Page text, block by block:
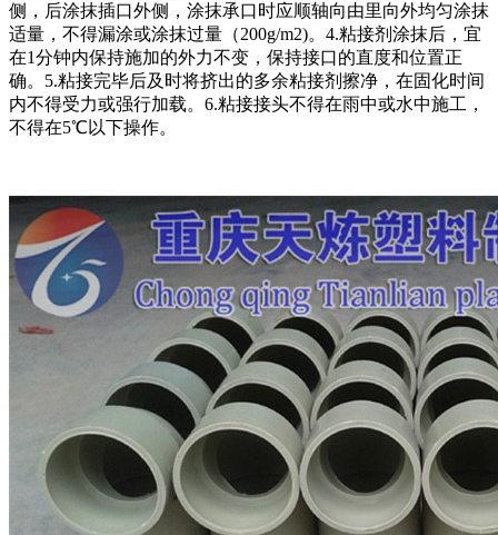
侧，后涂抹插口外侧，涂抹承口时应顺轴向由里向外均匀涂抹
适量，不得漏涂或涂抹过量（200g/m2)。4.粘接剂涂抹后，宜
在1分钟内保持施加的外力不变，保持接口的直度和位置正
确。5.粘接完毕后及时将挤出的多余粘接剂擦净，在固化时间
内不得受力或强行加载。6.粘接接头不得在雨中或水中施工，
不得在5℃以下操作。